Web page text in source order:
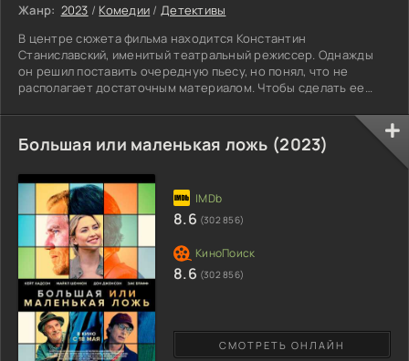
Жанр: 2023 / Комедии /Детективы
В центре сюжета фильма находится Константин
Станиславский, именитый театральный режиссер. Однажды
он решил поставить очередную пьесу, но понял, что не
располагает достаточным материалом. Чтобы сделать ее
называемую "глубинку" общества, преступные круги и
бедность, в которой некоторые проживают много лет. Чтобы
восполнить пробелы в знаниях, мужчина обращается к
области столичных
Большая или маленькая ложь (2023)
СМОТРЕТЬ ОНЛАЙН
8.6 (302 856)
8.6 (302 856)